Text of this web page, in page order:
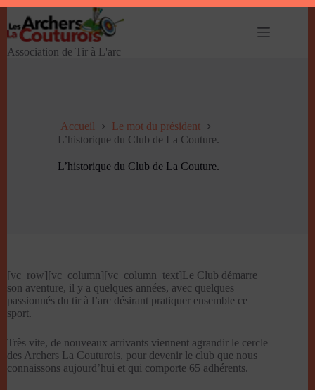
au
contenu
Association de Tir à L'arc
Accueil
Le mot du président
L’historique du Club de La Couture.
L’historique du Club de La Couture.
[vc_row][vc_column][vc_column_text]Le Club démarre
son aventure, il y a quelques années, avec quelques
passionnés du tir à l’arc désirant pratiquer ensemble ce
sport.
Très vite, de nouveaux arrivants viennent agrandir le cercle
des Archers La Couturois, pour devenir le club que nous
connaissons aujourd’hui et qui comporte 65 adhérents.